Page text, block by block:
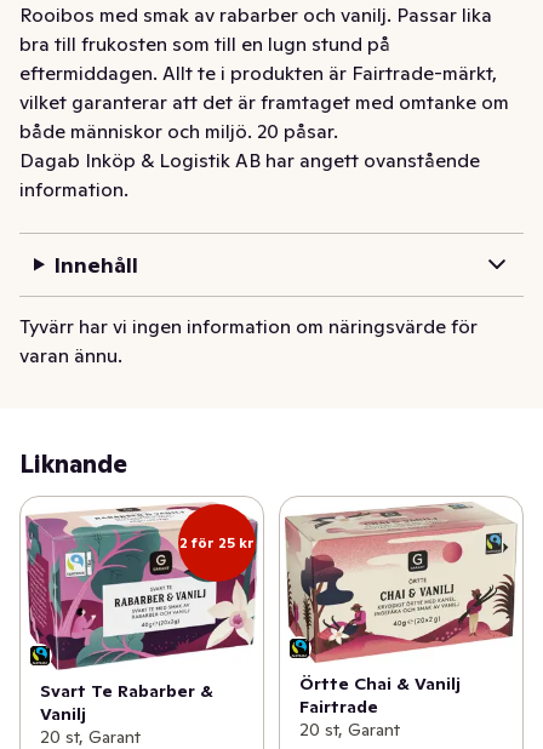
Rooibos med smak av rabarber och vanilj. Passar lika
bra till frukosten som till en lugn stund på
eftermiddagen. Allt te i produkten är Fairtrade-märkt,
vilket garanterar att det är framtaget med omtanke om
både människor och miljö. 20 påsar.
Dagab Inköp & Logistik AB har angett ovanstående
information.
Innehåll
Tyvärr har vi ingen information om näringsvärde för
varan ännu.
Liknande
2 för 25 kr
Svart Te Rabarber &
Vanilj
20 st, Garant
Örtte Chai & Vanilj
Fairtrade
20 st, Garant